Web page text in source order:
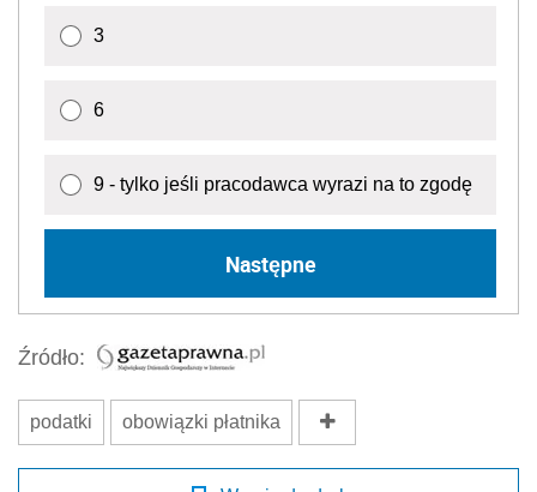
3
6
9 - tylko jeśli pracodawca wyrazi na to zgodę
Następne
Źródło:
podatki obowiązki płatnika